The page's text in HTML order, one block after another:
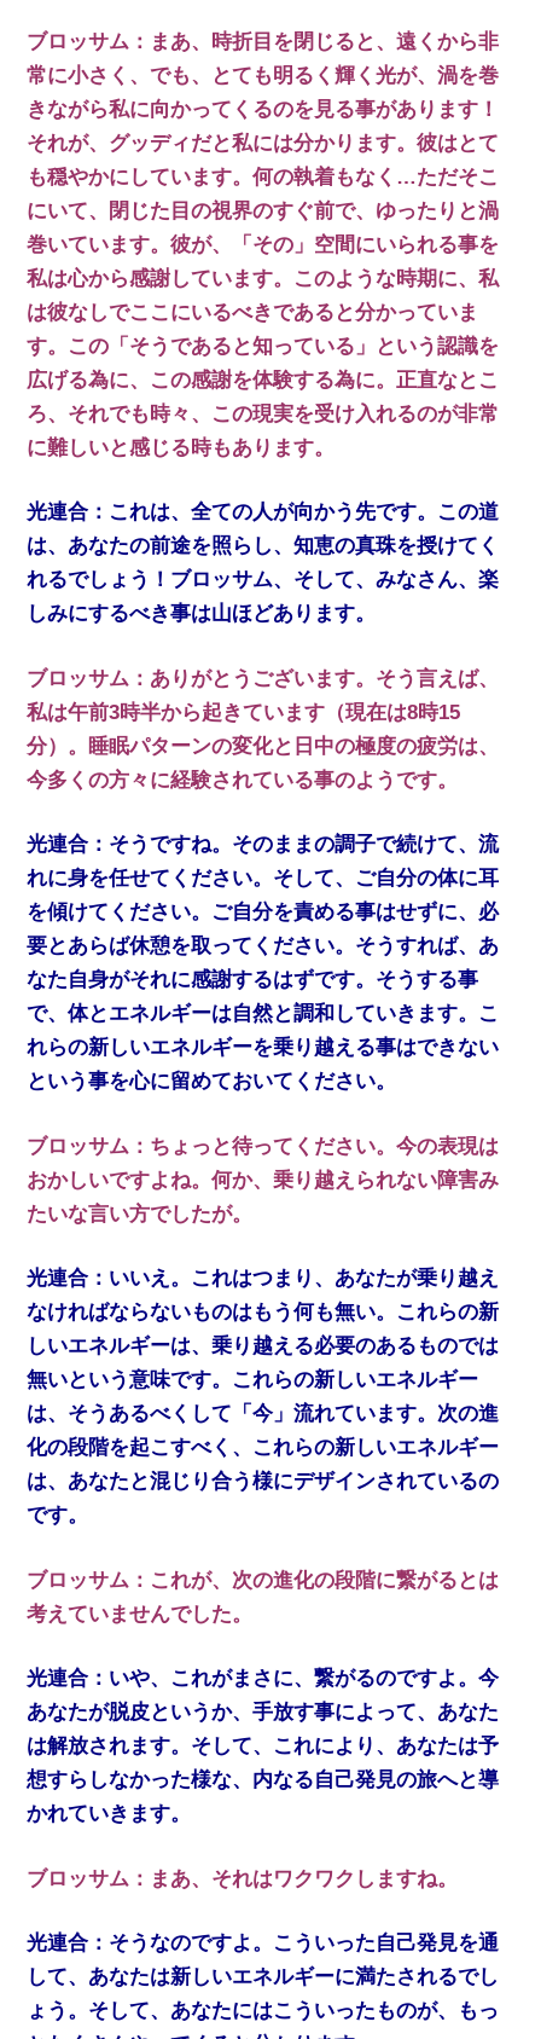
ブロッサム：まあ、時折目を閉じると、遠くから非
常に小さく、でも、とても明るく輝く光が、渦を巻
きながら私に向かってくるのを見る事があります！
それが、グッディだと私には分かります。彼はとて
も穏やかにしています。何の執着もなく…ただそこ
にいて、閉じた目の視界のすぐ前で、ゆったりと渦
巻いています。彼が、「その」空間にいられる事を
私は心から感謝しています。このような時期に、私
は彼なしでここにいるべきであると分かっていま
す。この「そうであると知っている」という認識を
広げる為に、この感謝を体験する為に。正直なとこ
ろ、それでも時々、この現実を受け入れるのが非常
に難しいと感じる時もあります。
光連合：これは、全ての人が向かう先です。この道
は、あなたの前途を照らし、知恵の真珠を授けてく
れるでしょう！ブロッサム、そして、みなさん、楽
しみにするべき事は山ほどあります。
ブロッサム：ありがとうございます。そう言えば、
私は午前3時半から起きています（現在は8時15
分）。睡眠パターンの変化と日中の極度の疲労は、
今多くの方々に経験されている事のようです。
光連合：そうですね。そのままの調子で続けて、流
れに身を任せてください。そして、ご自分の体に耳
を傾けてください。ご自分を責める事はせずに、必
要とあらば休憩を取ってください。そうすれば、あ
なた自身がそれに感謝するはずです。そうする事
で、体とエネルギーは自然と調和していきます。こ
れらの新しいエネルギーを乗り越える事はできない
という事を心に留めておいてください。
ブロッサム：ちょっと待ってください。今の表現は
おかしいですよね。何か、乗り越えられない障害み
たいな言い方でしたが。
光連合：いいえ。これはつまり、あなたが乗り越え
なければならないものはもう何も無い。これらの新
しいエネルギーは、乗り越える必要のあるものでは
無いという意味です。これらの新しいエネルギー
は、そうあるべくして「今」流れています。次の進
化の段階を起こすべく、これらの新しいエネルギー
は、あなたと混じり合う様にデザインされているの
です。
ブロッサム：これが、次の進化の段階に繋がるとは
考えていませんでした。
光連合：いや、これがまさに、繋がるのですよ。今
あなたが脱皮というか、手放す事によって、あなた
は解放されます。そして、これにより、あなたは予
想すらしなかった様な、内なる自己発見の旅へと導
かれていきます。
ブロッサム：まあ、それはワクワクしますね。
光連合：そうなのですよ。こういった自己発見を通
して、あなたは新しいエネルギーに満たされるでし
ょう。そして、あなたにはこういったものが、もっ